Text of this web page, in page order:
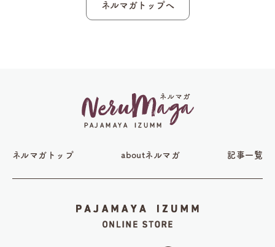
ネルマガトップへ
ネルマガトップ aboutネルマガ 記事一覧